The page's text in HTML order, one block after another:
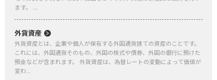
ます。 ...
外貨資産
外貨資産とは、企業や個人が保有する外国通貨建ての資産のことです。
これには、外国通貨そのもの、外国の株式や債券、外国の銀行に預けた
預金などが含まれます。 外貨資産は、為替レートの変動によって価値が
変わ...